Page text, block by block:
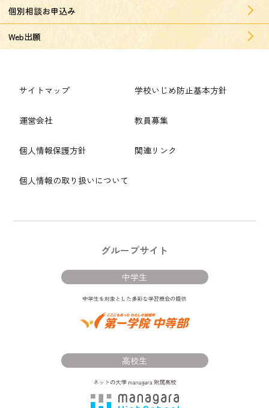
個別相談お申込み
Web出願
サイトマップ
運営会社
個人情報保護方針
個人情報の取り扱いについて
学校いじめ防止基本方針
教員募集
関連リンク
グループサイト
中学生
高校生